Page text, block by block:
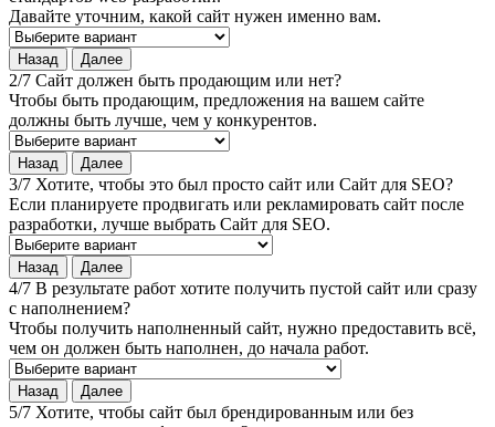
Давайте уточним, какой сайт нужен именно вам.
Назад Далее
2/7 Сайт должен быть продающим или нет?
Чтобы быть продающим, предложения на вашем сайте
должны быть лучше, чем у конкурентов.
Назад Далее
3/7 Хотите, чтобы это был просто сайт или Сайт для SEO?
Если планируете продвигать или рекламировать сайт после
разработки, лучше выбрать Сайт для SEO.
Назад Далее
4/7 В результате работ хотите получить пустой сайт или сразу
с наполнением?
Чтобы получить наполненный сайт, нужно предоставить всё,
чем он должен быть наполнен, до начала работ.
Назад Далее
5/7 Хотите, чтобы сайт был брендированным или без